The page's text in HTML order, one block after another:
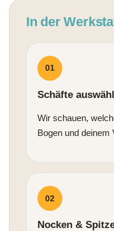
In der
01
Schäfte
Wir schauen,
Bogen und deinem
02
Nocken &